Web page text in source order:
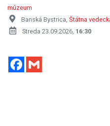
múzeum
Banská Bystrica, Štátna
Streda 23.09.2026, 16:30
Facebook